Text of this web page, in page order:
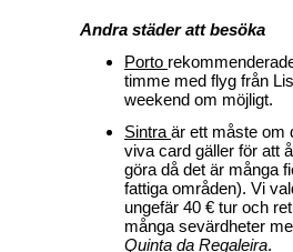
Andra städer att besöka
Porto
timme med flyg från
weekend om möjligt.
Sintra är ett måste om
viva card gäller för att
göra då det är många
fattiga områden). Vi
ungefär 40 € tur och
många sevärdheter
Quinta da Regaleira.